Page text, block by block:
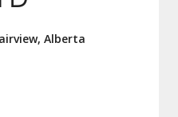
Alberta